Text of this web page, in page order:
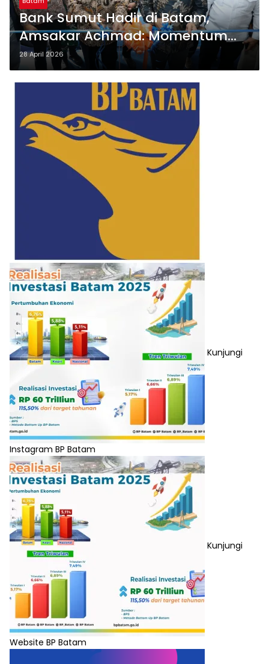
Bank Sumut Hadir di Batam,
Amsakar Achmad: Momentum
Perkuat Investasi dan UMKM
28 April 2026
Kunjungi
Instagram BP Batam
Kunjungi
Website BP Batam